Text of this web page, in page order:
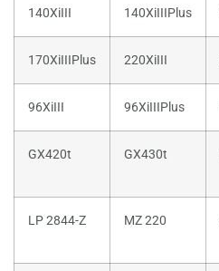
140XiIII 140XiIIIPlus
170XiIIIPlus 220XiIII
96XiIII 96XiIIIPlus
GX420t GX430t
LP 2844-Z MZ 220